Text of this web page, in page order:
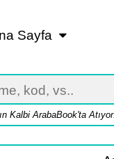
Sayfa
Kalbi ArabaBook'ta